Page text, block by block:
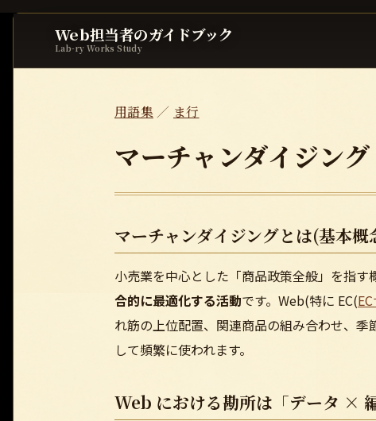
Web担当者のガイドブック
Lab-ry Works Study
用語集／ ま行
マーチャンダイジング
マーチャンダイジングとは(基本概
小売業を中心とした「商品政策全般」を指す
合的に最適化する活動です。Web(特に EC(
れ筋の上位配置、関連商品の組み合わせ、
して頻繁に使われます。
Web における勘所は「データ × 編